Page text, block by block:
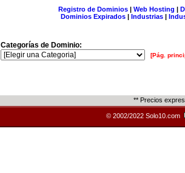
Registro de Dominios| Web Hosting |
Dominios Expirados | Industrias |
Categorías de Dominio:
[Pág.
** Precios
© 2002/2022 Solo10.com